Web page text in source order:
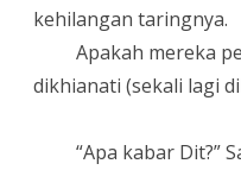
kehilangan taringnya.
Apakah mereka
dikhianati (sekali lagi
“Apa kabar Dit?”